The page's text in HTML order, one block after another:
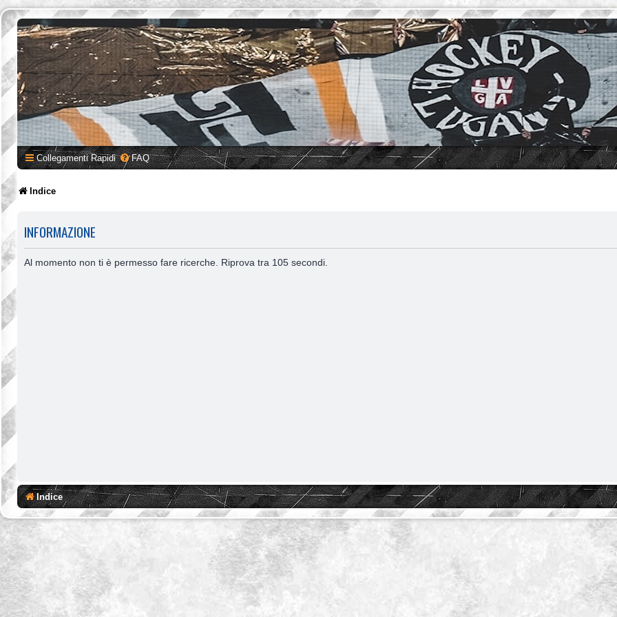
Collegamenti Rapidi FAQ
Indice
INFORMAZIONE
Al momento non ti è permesso fare ricerche. Riprova tra 105 secondi.
Indice